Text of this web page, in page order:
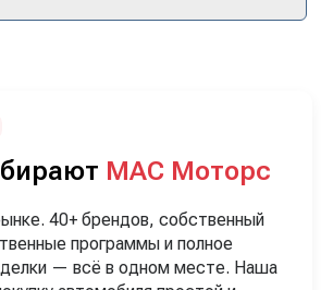
профессионал своего дела!
МАС Моторс
40+ брендов, собственный
программы и полное
— всё в одном месте. Наша